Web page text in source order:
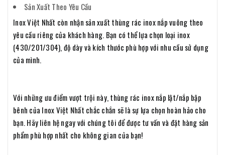
Sản Xuất Theo Yêu Cầu
Inox Việt Nhất còn nhận sản xuất thùng rác inox nắp vuông theo
yêu cầu riêng của khách hàng. Bạn có thể lựa chọn loại inox
(430/201/304), độ dày và kích thước phù hợp với nhu cầu sử dụng
của mình.
Với những ưu điểm vượt trội này, thùng rác inox nắp lật/nắp bập
bênh của Inox Việt Nhất chắc chắn sẽ là sự lựa chọn hoàn hảo cho
bạn. Hãy liên hệ ngay với chúng tôi để được tư vấn và đặt hàng sản
phẩm phù hợp nhất cho không gian của bạn!